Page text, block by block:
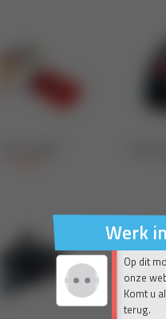
Werk
Op dit
onze
Komt u
terug.